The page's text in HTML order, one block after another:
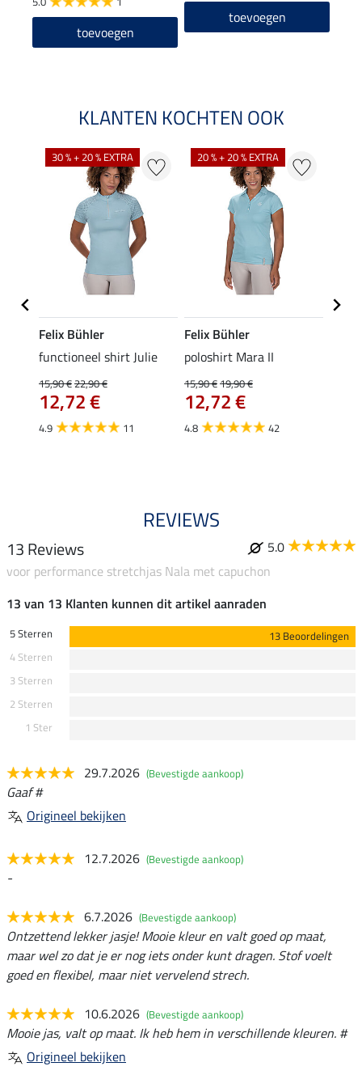
toevoegen
toevoegen
KLANTEN KOCHTEN OOK
30 % + 20 % EXTRA
Felix Bühler
functioneel shirt Julie
15,90 €22,90 €
12,72 €
4.9 11
20 % + 20 % EXTRA
Felix Bühler
poloshirt Mara II
15,90 €19,90 €
12,72 €
4.8 42
REVIEWS
13 Reviews
5.0
voor performance stretchjas Nala met capuchon
13 van 13 Klanten kunnen dit artikel aanraden
5 Sterren
13 Beoordelingen
4 Sterren
3 Sterren
2 Sterren
1 Ster
29.7.2026 (Bevestigde aankoop)
Gaaf #
Origineel bekijken
12.7.2026 (Bevestigde aankoop)
-
6.7.2026 (Bevestigde aankoop)
Ontzettend lekker jasje! Mooie kleur en valt goed op maat,
maar wel zo dat je er nog iets onder kunt dragen. Stof voelt
goed en flexibel, maar niet vervelend strech.
10.6.2026 (Bevestigde aankoop)
Mooie jas, valt op maat. Ik heb hem in verschillende kleuren. #
Origineel bekijken